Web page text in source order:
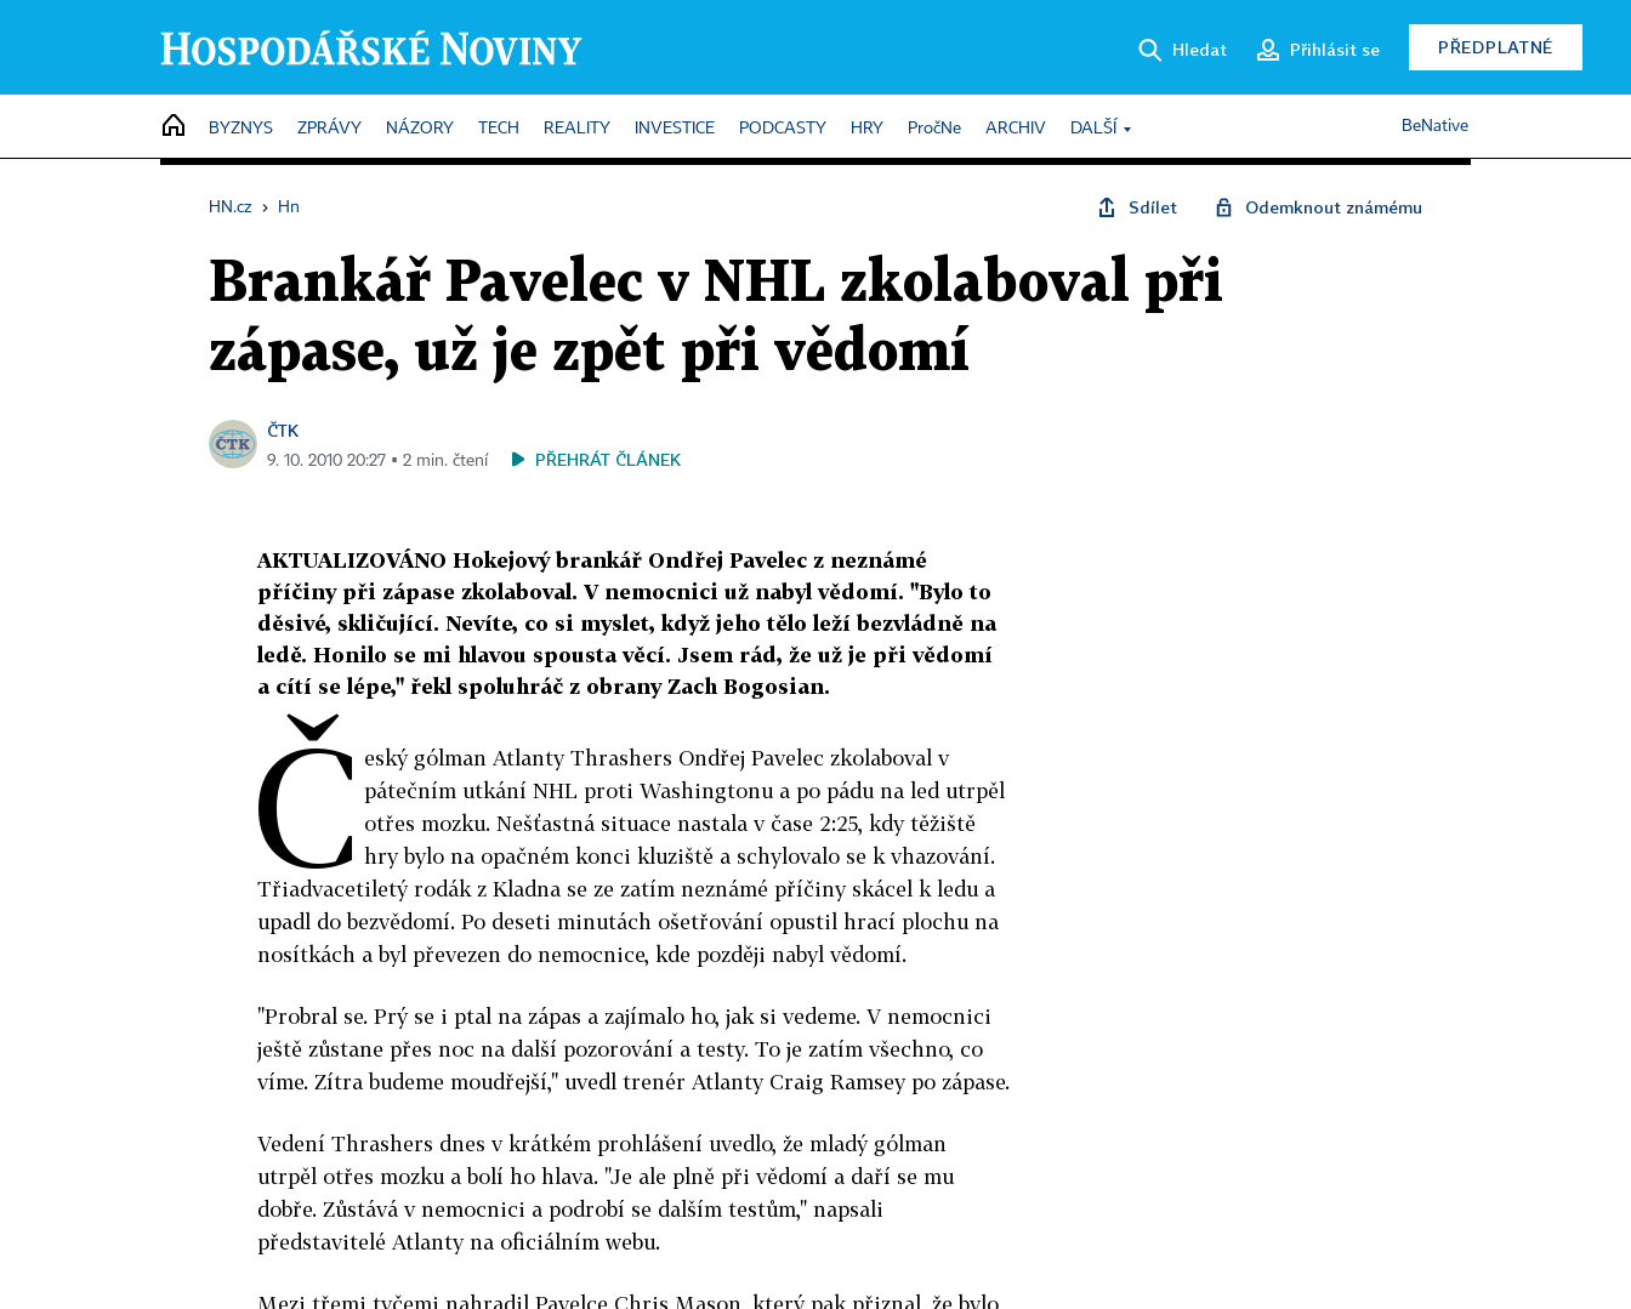
Hledat Přihlásit se PŘEDPLATNÉ
HOME
BYZNYS ZPRÁVY NÁZORY TECH REALITY INVESTICE PODCASTY HRY PročNe ARCHIV DALŠÍ BeNative
HN.cz › Hn Sdílet Odemknout známému
Brankář Pavelec v NHL zkolaboval při
zápase, už je zpět při vědomí
ČTK
9. 10. 2010 20:27 ▪ 2 min. čtení PŘEHRÁT ČLÁNEK
AKTUALIZOVÁNO Hokejový brankář Ondřej Pavelec z neznámé
příčiny při zápase zkolaboval. V nemocnici už nabyl vědomí. "Bylo to
děsivé, skličující. Nevíte, co si myslet, když jeho tělo leží bezvládně na
ledě. Honilo se mi hlavou spousta věcí. Jsem rád, že už je při vědomí
a cítí se lépe," řekl spoluhráč z obrany Zach Bogosian.
Č eský gólman Atlanty Thrashers Ondřej Pavelec zkolaboval v
pátečním utkání NHL proti Washingtonu a po pádu na led utrpěl
otřes mozku. Nešťastná situace nastala v čase 2:25, kdy těžiště
hry bylo na opačném konci kluziště a schylovalo se k vhazování.
Třiadvacetiletý rodák z Kladna se ze zatím neznámé příčiny skácel k ledu a
upadl do bezvědomí. Po deseti minutách ošetřování opustil hrací plochu na
nosítkách a byl převezen do nemocnice, kde později nabyl vědomí.
"Probral se. Prý se i ptal na zápas a zajímalo ho, jak si vedeme. V nemocnici
ještě zůstane přes noc na další pozorování a testy. To je zatím všechno, co
víme. Zítra budeme moudřejší," uvedl trenér Atlanty Craig Ramsey po zápase.
Vedení Thrashers dnes v krátkém prohlášení uvedlo, že mladý gólman
utrpěl otřes mozku a bolí ho hlava. "Je ale plně při vědomí a daří se mu
dobře. Zůstává v nemocnici a podrobí se dalším testům," napsali
představitelé Atlanty na oficiálním webu.
Mezi třemi tyčemi nahradil Pavelce Chris Mason, který pak přiznal, že bylo